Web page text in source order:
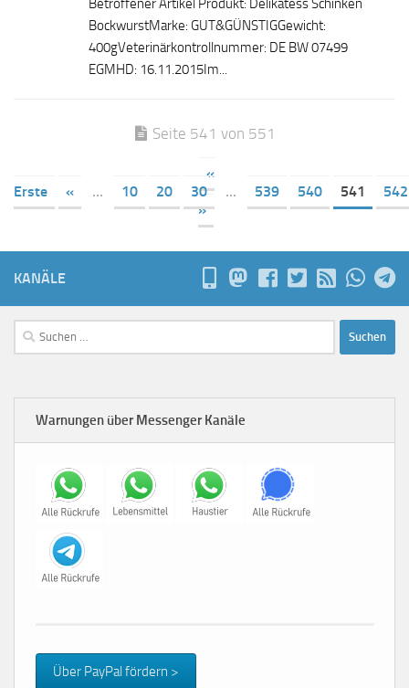
Betroffener Artikel Produkt: Delikatess Schinken
BockwurstMarke: GUT&GÜNSTIGGewicht:
400gVeterinärkontrollnummer: DE BW 07499
EGMHD: 16.11.2015Im...
Seite 541 von 551
«
Erste
« ... 10 20 30 ... 539 540 541
542
»
KANÄLE
Suchen
nach:
Warnungen über Messenger Kanäle
Über PayPal fördern >